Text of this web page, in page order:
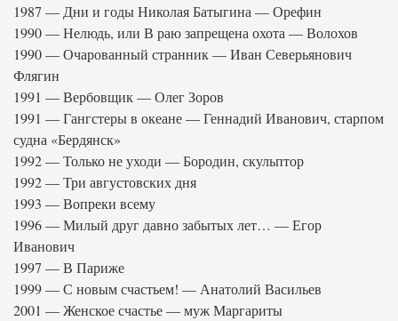
1987 — Дни и годы Николая Батыгина — Орефин
1990 — Нелюдь, или В раю запрещена охота — Волохов
1990 — Очарованный странник — Иван Северьянович
Флягин
1991 — Вербовщик — Олег Зоров
1991 — Гангстеры в океане — Геннадий Иванович, старпом
судна «Бердянск»
1992 — Только не уходи — Бородин, скульптор
1992 — Три августовских дня
1993 — Вопреки всему
1996 — Милый друг давно забытых лет… — Егор
Иванович
1997 — В Париже
1999 — С новым счастьем! — Анатолий Васильев
2001 — Женское счастье — муж Маргариты